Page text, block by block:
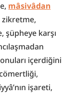
mâsivâdan
zikretme,
şüpheye karşı
içerdiğini
işareti,